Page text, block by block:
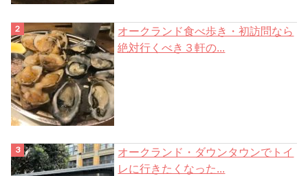
オークランド食べ歩き・初訪問なら
絶対行くべき３軒の...
オークランド・ダウンタウンでトイ
レに行きたくなった...